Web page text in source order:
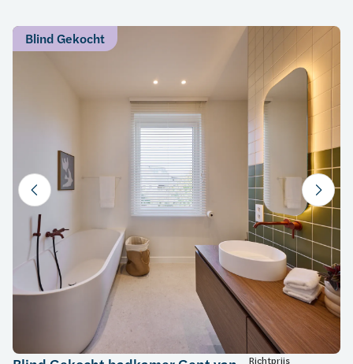
Blind Gekocht
Richtprijs